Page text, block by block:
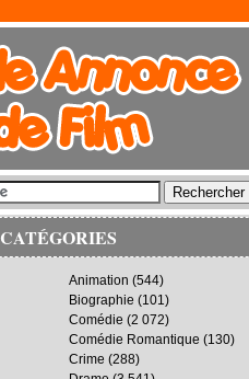
CATÉGORIES
Animation (544)
Biographie (101)
Comédie (2 072)
Comédie Romantique (130)
Crime (288)